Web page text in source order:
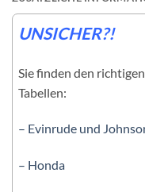
UNSICHER?!
Sie finden den
Tabellen:
– Evinrude und
– Honda